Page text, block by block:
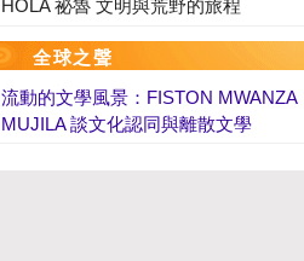
HOLA 祕魯 文明與荒野的旅程
全球之聲
流動的文學風景：FISTON MWANZA
MUJILA 談文化認同與離散文學